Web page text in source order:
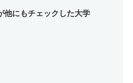
他にもチェックした大学